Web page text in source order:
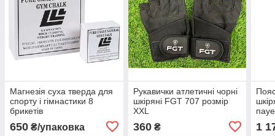
Магнезія суха тверда для
спорту і гімнастики 8
брикетів
650 ₴/упаковка
Рукавички атлетичні чорні
шкіряні FGT 707 розмір
XXL
360₴ 1